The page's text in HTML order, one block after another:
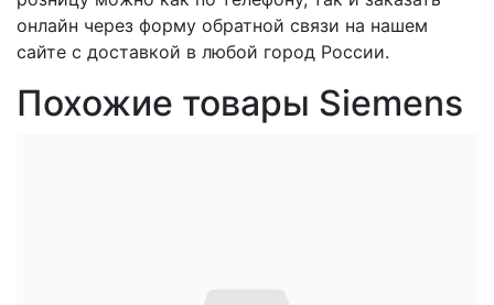
онлайн через форму обратной связи на нашем
сайте с доставкой в любой город России.
Похожие товары Siemens